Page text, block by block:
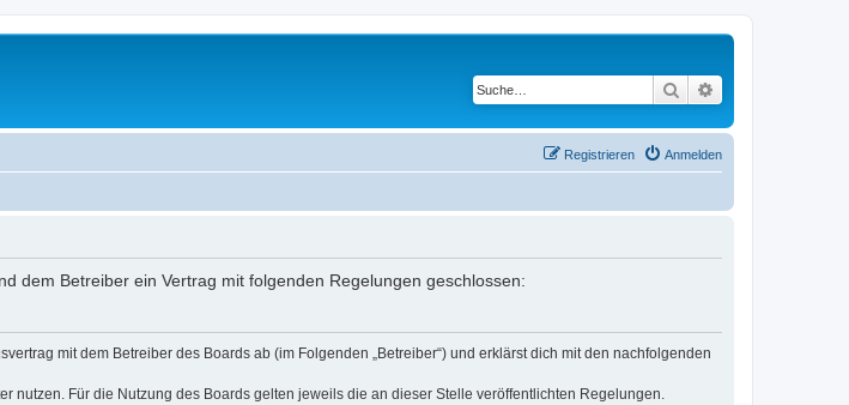
Suche
Anmelden
Registrieren
dem Betreiber ein Vertrag mit folgenden Regelungen geschlossen:
mit dem Betreiber des Boards ab (im Folgenden „Betreiber“) und erklärst dich mit den nachfolgenden
nutzen. Für die Nutzung des Boards gelten jeweils die an dieser Stelle veröffentlichten Regelungen.